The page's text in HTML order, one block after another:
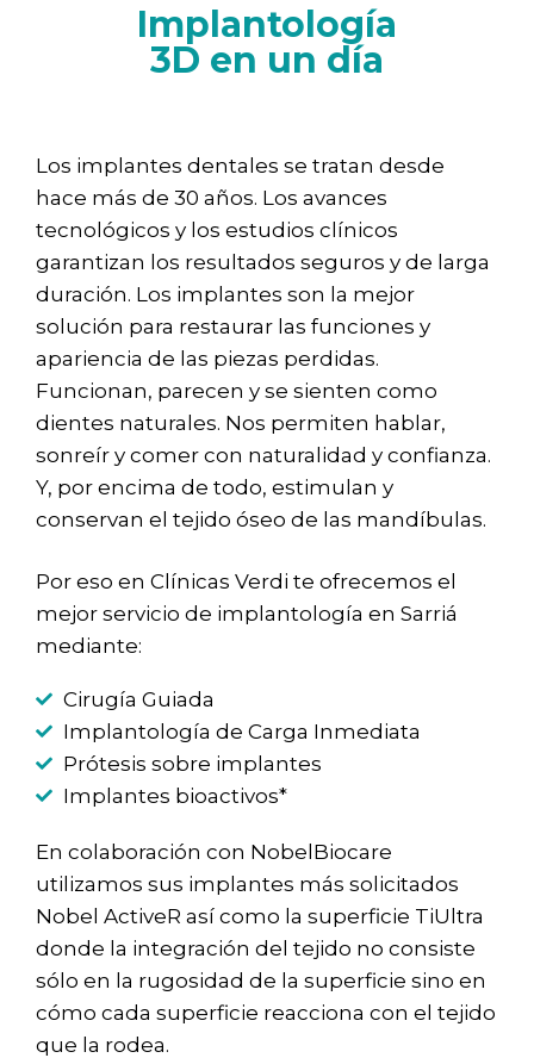
Implantología
3D en un día
Los implantes dentales se tratan desde
hace más de 30 años. Los avances
tecnológicos y los estudios clínicos
garantizan los resultados seguros y de larga
duración. Los implantes son la mejor
solución para restaurar las funciones y
apariencia de las piezas perdidas.
Funcionan, parecen y se sienten como
dientes naturales. Nos permiten hablar,
sonreír y comer con naturalidad y confianza.
Y, por encima de todo, estimulan y
conservan el tejido óseo de las mandíbulas.
Por eso en Clínicas Verdi te ofrecemos el
mejor servicio de implantología en Sarriá
mediante:
Cirugía Guiada
Implantología de Carga Inmediata
Prótesis sobre implantes
Implantes bioactivos*
En colaboración con NobelBiocare
utilizamos sus implantes más solicitados
Nobel ActiveR así como la superficie TiUltra
donde la integración del tejido no consiste
sólo en la rugosidad de la superficie sino en
cómo cada superficie reacciona con el tejido
que la rodea.